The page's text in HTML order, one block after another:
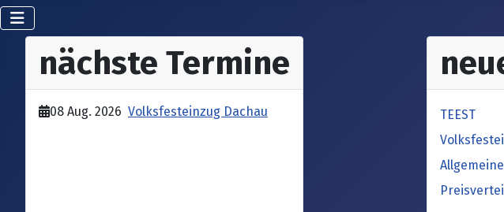
nächste Termine
08 Aug. 2026 Volksfesteinzug Dachau
TEEST